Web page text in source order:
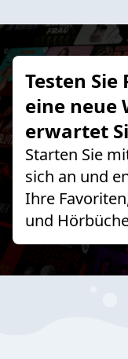
Testen Sie
eine neue
erwartet
Starten Sie
sich an und
Ihre
und